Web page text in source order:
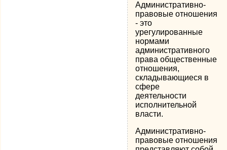
Административно-
правовые отношения
- это
урегулированные
нормами
административного
права общественные
отношения,
складывающиеся в
сфере
деятельности
исполнительной
власти.
Административно-
правовые отношения